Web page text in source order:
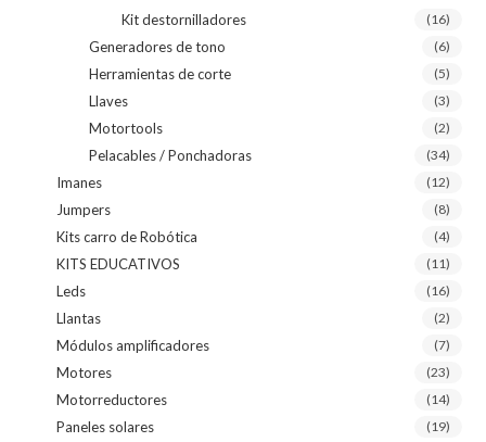
Kit destornilladores (16)
Generadores de tono (6)
Herramientas de corte (5)
Llaves (3)
Motortools (2)
Pelacables / Ponchadoras (34)
Imanes (12)
Jumpers (8)
Kits carro de Robótica (4)
KITS EDUCATIVOS (11)
Leds (16)
Llantas (2)
Módulos amplificadores (7)
Motores (23)
Motorreductores (14)
Paneles solares (19)